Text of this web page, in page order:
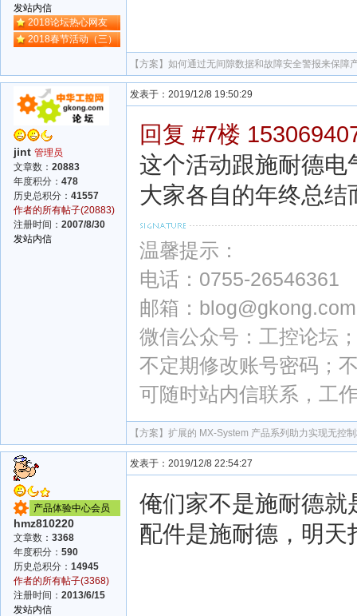
发站内信
2018论坛热心网友
2018春节活动（三）
【方案】 如何通过无间隙数据和故障安全警报来保障
jint 管理员
文章数： 20883
年度积分： 478
历史总积分： 41557
作者的所有帖子(20883)
注册时间： 2007/8/30
发站内信
发表于：2019/12/8 19:50:29
回复 #7楼
这个活动跟施耐德
大家各自的年终总结
温馨提示：
电话：0755-26546361
邮箱：blog@gkong.com
微信公众号：工控论坛
不定期修改账号密码；
可随时站内信联系，工
【方案】 扩展的 MX-System 产品系列助力实现无控
产品体验中心会员
hmz810220
文章数： 3368
年度积分： 590
历史总积分： 14945
作者的所有帖子(3368)
注册时间： 2013/6/15
发站内信
发表于：2019/12/8 22:54:27
俺们家不是施耐德就
配件是施耐德，明天